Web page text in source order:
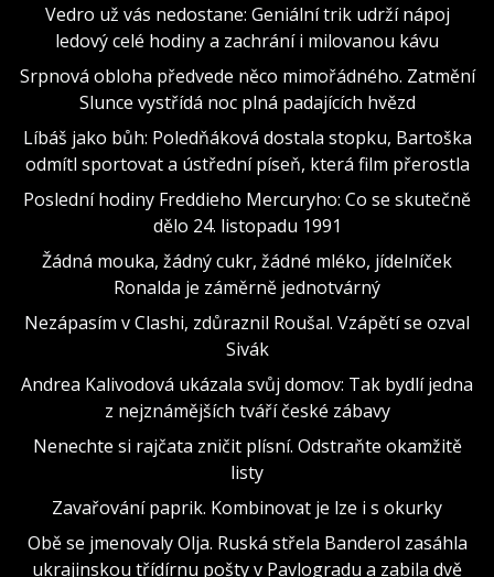
Vedro už vás nedostane: Geniální trik udrží nápoj
ledový celé hodiny a zachrání i milovanou kávu
Srpnová obloha předvede něco mimořádného. Zatmění
Slunce vystřídá noc plná padajících hvězd
Líbáš jako bůh: Poledňáková dostala stopku, Bartoška
odmítl sportovat a ústřední píseň, která film přerostla
Poslední hodiny Freddieho Mercuryho: Co se skutečně
dělo 24. listopadu 1991
Žádná mouka, žádný cukr, žádné mléko, jídelníček
Ronalda je záměrně jednotvárný
Nezápasím v Clashi, zdůraznil Roušal. Vzápětí se ozval
Sivák
Andrea Kalivodová ukázala svůj domov: Tak bydlí jedna
z nejznámějších tváří české zábavy
Nenechte si rajčata zničit plísní. Odstraňte okamžitě
listy
Zavařování paprik. Kombinovat je lze i s okurky
Obě se jmenovaly Olja. Ruská střela Banderol zasáhla
ukrajinskou třídírnu pošty v Pavlogradu a zabila dvě